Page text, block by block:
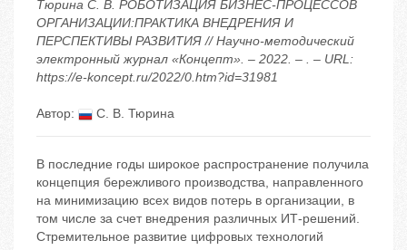
Тюрина С. В. РОБОТИЗАЦИЯ БИЗНЕС-ПРОЦЕССОВ
ОРГАНИЗАЦИИ:ПРАКТИКА ВНЕДРЕНИЯ И
ПЕРСПЕКТИВЫ РАЗВИТИЯ // Научно-методический
электронный журнал «Концепт». – 2022. – . – URL:
https://e-koncept.ru/2022/0.htm?id=31981
Автор: С. В. Тюрина
В последние годы широкое распространение получила
концепция бережливого производства, направленного
на минимизацию всех видов потерь в организации, в
том числе за счет внедрения различных ИТ-решений.
Стремительное развитие цифровых технологий